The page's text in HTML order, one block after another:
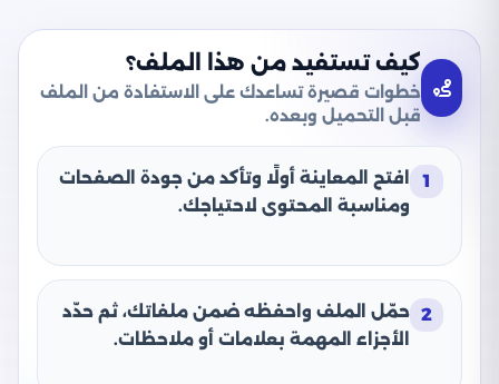
كيف تستفيد من هذا الملف؟
خطوات قصيرة تساعدك على الاستفادة من الملف
قبل التحميل وبعده.
1
افتح المعاينة أولًا وتأكد من جودة الصفحات
ومناسبة المحتوى لاحتياجك.
2 حمّل الملف واحفظه ضمن ملفاتك، ثم حدّد
الأجزاء المهمة بعلامات أو ملاحظات.